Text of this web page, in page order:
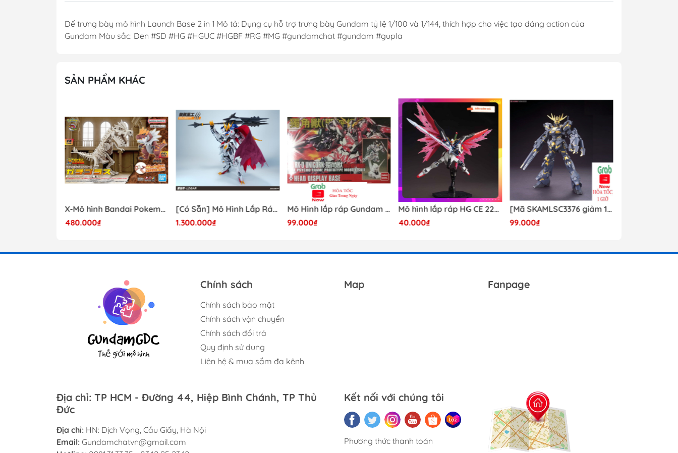
Dụng Cụ Stedi
Bút kẻ ( tô, bút lông, cọ)
Sơn, Dụng Cụ Mr Hobby
Sơn Vallejo Tây Ba Nha
Sơn Tamiya
Sơn BT
Sơn Sunin 7
Sơn Gaia
Đế trưng bày mô hình Launch Base 2 in 1 Mô tả: Dụng cụ hỗ trợ trưng bày Gundam tỷ lệ 1/100 và 1/144, thích hợp cho việc tạo dáng action của
Gundam Màu sắc: Đen #SD #HG #HGUC #HGBF #RG #MG #gundamchat #gundam #gupla
SẢN PHẨM KHÁC
X-Mô hình Bandai Pokemon PLAMO COLLECTION Fossil Pokemon Series Tyrantrum
480.000₫
[Có Sẵn] Mô Hình Lắp Ráp 1/60 Barbatos Logar Wolf Remains Meavy Industries
1.300.000₫
Mô Hình lắp ráp Gundam HG RX-0 Unicorn Gundam Destroy Mode 100 Daban
99.000₫
Mô hình lắp ráp HG CE 224 Destiny Revive Daban [TẶNG WING EFFECT]
40.000₫
[Mã SKAMLSC3376 giảm 10% đơn 100K] Mô Hình lắp ráp Gundam HG Unicorn Gundam 02 Banshee (Destroy Mode) 134 Daban
99.000₫
Chính sách
Chính sách bảo mật
Chính sách vận chuyển
Chính sách đổi trả
Quy định sử dụng
Liên hệ & mua sắm đa kênh
Map Fanpage
Địa chỉ: TP HCM - Đường 44, Hiệp Bình Chánh, TP Thủ
Đức
Địa chỉ: HN: Dịch Vọng, Cầu Giấy, Hà Nội
Email: Gundamchatvn@gmail.com
Kết nối với chúng tôi
Phương thức thanh toán